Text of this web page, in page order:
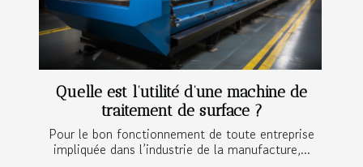
Quelle est l’utilité d’une machine de
traitement de surface ?
Pour le bon fonctionnement de toute entreprise
impliquée dans l’industrie de la manufacture,...